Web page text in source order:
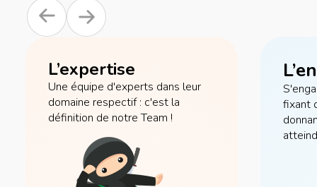
L’expertise
Une équipe d'experts dans leur
domaine respectif : c'est la
définition de notre Team !
fixant